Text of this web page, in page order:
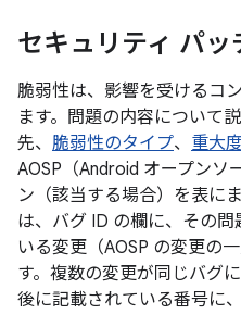
セキュリティ パッ
脆弱性は、影響を受けるコ
ます。問題の内容について
先、 脆弱性のタイプ、 重大度
AOSP（Android オープンソ
ン（該当する場合）を表に
は、バグ ID の欄に、その
いる変更（AOSP の変更の
す。複数の変更が同じバグ
後に記載されている番号に